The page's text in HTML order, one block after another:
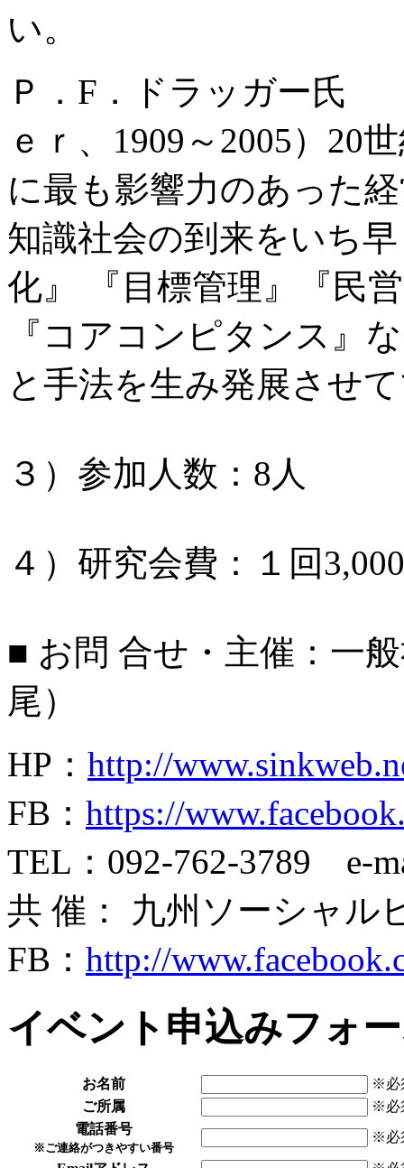
い。
Ｐ．F．ドラッガー氏
ｅｒ、1909～2005）20
に最も影響力のあった
知識社会の到来をいち
化』 『目標管理』『民
『コアコンピタンス』
と手法を生み発展させ
３）参加人数：8人
４）研究会費：１回
■ お問 合せ・主催：一
尾）
HP： http://
FB： https://
TEL：092-762-3789 e-
共 催： 九州ソーシャル
FB： http://
イベント申込みフォ
お名前
※必
ご所属
※必
電話番号
※ご連絡がつきやすい番号
※必